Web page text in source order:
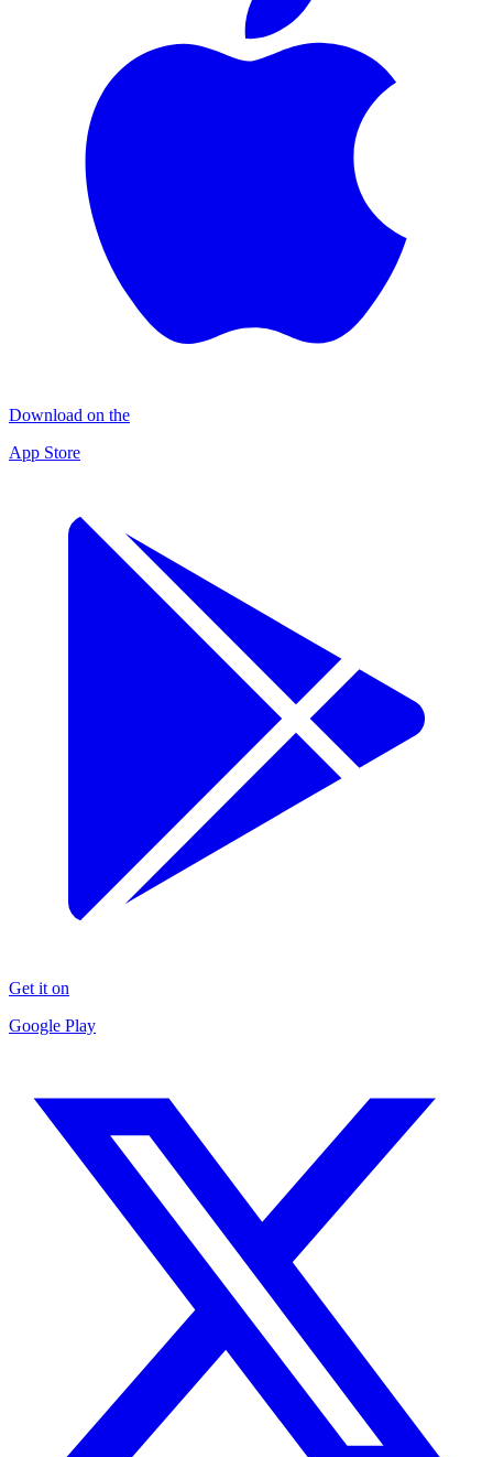
Download on the
App Store
Get it on
Google Play